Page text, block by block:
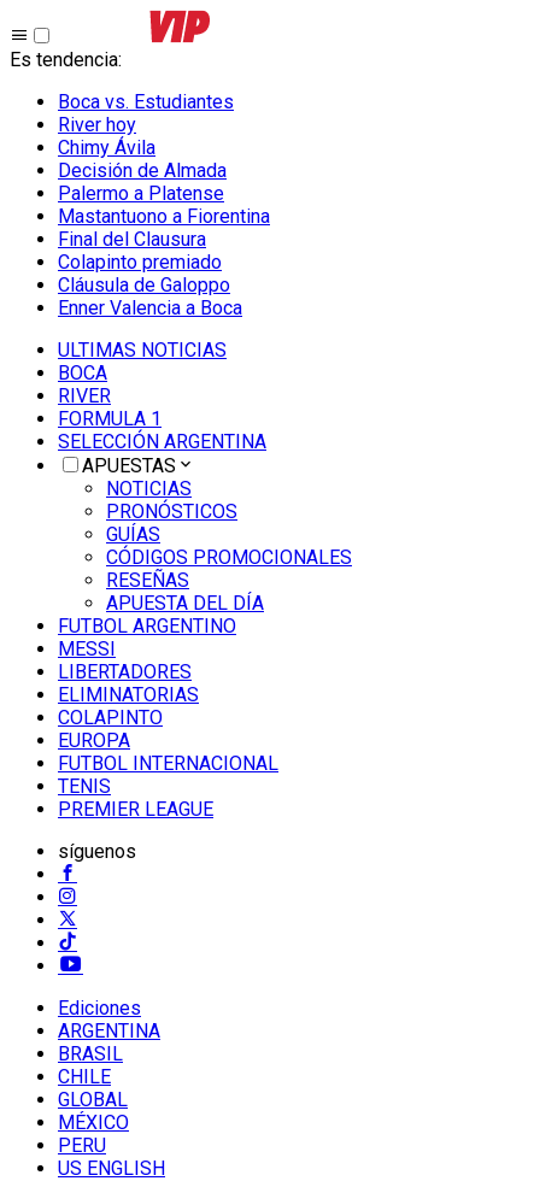
Es tendencia:
Boca vs. Estudiantes
River hoy
Chimy Ávila
Decisión de Almada
Palermo a Platense
Mastantuono a Fiorentina
Final del Clausura
Colapinto premiado
Cláusula de Galoppo
Enner Valencia a Boca
ULTIMAS NOTICIAS
BOCA
RIVER
FORMULA 1
SELECCIÓN ARGENTINA
APUESTAS
NOTICIAS
PRONÓSTICOS
GUÍAS
CÓDIGOS PROMOCIONALES
RESEÑAS
APUESTA DEL DÍA
FUTBOL ARGENTINO
MESSI
LIBERTADORES
ELIMINATORIAS
COLAPINTO
EUROPA
FUTBOL INTERNACIONAL
TENIS
PREMIER LEAGUE
síguenos
Ediciones
ARGENTINA
BRASIL
CHILE
GLOBAL
MÉXICO
PERU
US ENGLISH